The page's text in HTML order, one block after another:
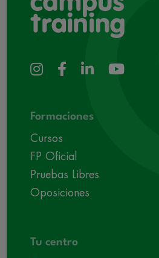
Formaciones
Cursos
FP Oficial
Pruebas Libres
Oposiciones
Tu centro